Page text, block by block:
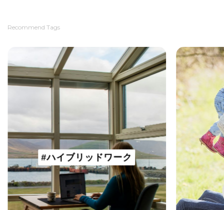
Recommend Tags
#ハイブリッドワーク